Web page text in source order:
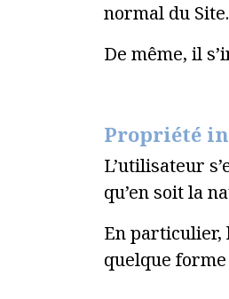
normal du Site.
De même, il
Propriété
L’utilisateur
qu’en soit la
En particulier,
quelque